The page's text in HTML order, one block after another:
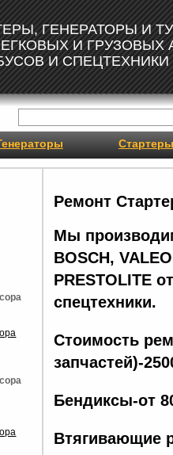
ГЕНЕРАТОРЫ И
И ГРУЗОВЫХ
И СПЕЦТЕХНИКИ
Стартеры
Ремонт
Мы
BOSCH,
PRESTOLITE
спецтехники.
Стоимость
запчастей)-
Бендиксы-от
Втягивающие